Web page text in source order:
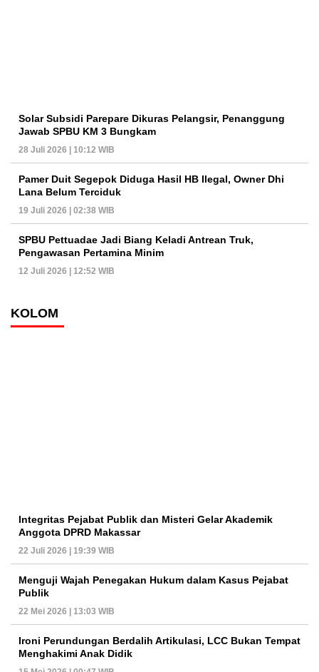
Solar Subsidi Parepare Dikuras Pelangsir, Penanggung
Jawab SPBU KM 3 Bungkam
28 Juli 2026 | 10:12 WIB
Pamer Duit Segepok Diduga Hasil HB Ilegal, Owner Dhi
Lana Belum Terciduk
19 Juli 2026 | 02:38 WIB
SPBU Pettuadae Jadi Biang Keladi Antrean Truk,
Pengawasan Pertamina Minim
12 Juli 2026 | 12:52 WIB
KOLOM
Integritas Pejabat Publik dan Misteri Gelar Akademik
Anggota DPRD Makassar
22 Juli 2026 | 19:39 WIB
Menguji Wajah Penegakan Hukum dalam Kasus Pejabat
Publik
22 Mei 2026 | 13:03 WIB
Ironi Perundungan Berdalih Artikulasi, LCC Bukan Tempat
Menghakimi Anak Didik